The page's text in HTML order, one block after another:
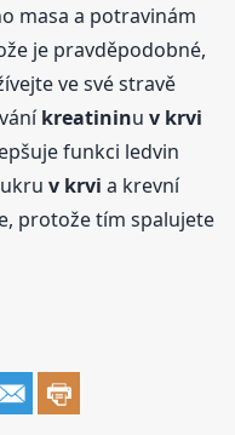
masa a potravinám
je pravděpodobné,
ve své stravě
kreatininuv krvi
funkci ledvin
v krvi a krevní
protože tím spalujete